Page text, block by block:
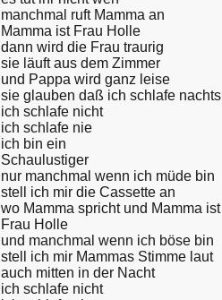
manchmal ruft Mamma an
Mamma ist Frau Holle
dann wird die Frau traurig
sie läuft aus dem Zimmer
und Pappa wird ganz leise
sie glauben daß ich schlafe nachts
ich schlafe nicht
ich schlafe nie
ich bin ein
Schaulustiger
nur manchmal wenn ich müde bin
stell ich mir die Cassette an
wo Mamma spricht und Mamma ist
Frau Holle
und manchmal wenn ich böse bin
stell ich mir Mammas Stimme laut
auch mitten in der Nacht
ich schlafe nicht